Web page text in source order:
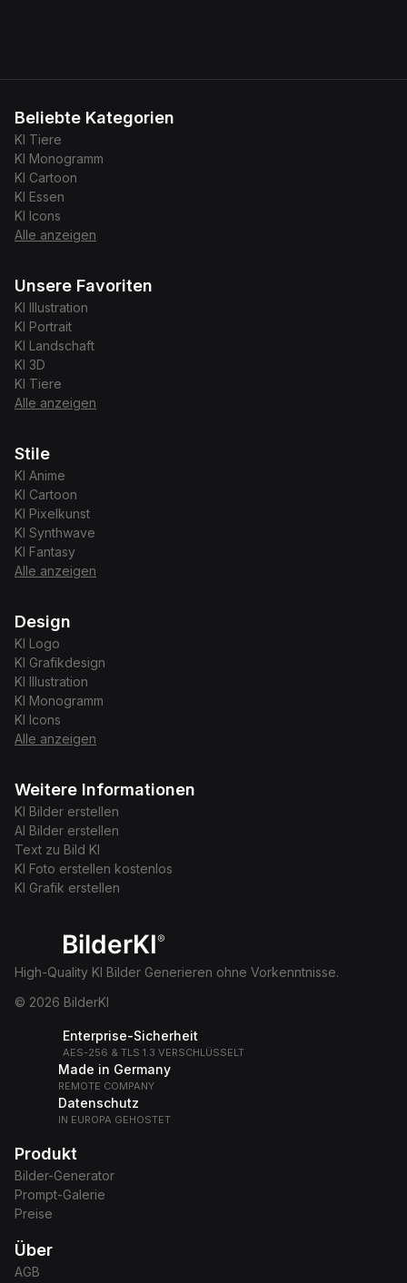
Beliebte Kategorien
KI Tiere
KI Monogramm
KI Cartoon
KI Essen
KI
Icons
Alle anzeigen
Unsere Favoriten
KI
Illustration
KI Portrait
KI Landschaft
KI 3D
KI Tiere
Alle anzeigen
Stile
KI Anime
KI Cartoon
KI Pixelkunst
KI Synthwave
KI Fantasy
Alle anzeigen
Design
KI Logo
KI Grafikdesign
KI
Illustration
KI Monogramm
KI
Icons
Alle anzeigen
Weitere Informationen
KI Bilder erstellen
AI Bilder erstellen
Text zu Bild KI
KI Foto erstellen kostenlos
KI Grafik erstellen
BilderKI®
High-Quality KI Bilder Generieren ohne Vorkenntnisse.
© 2026 BilderKI
Enterprise-Sicherheit
AES-256 & TLS 1.3 VERSCHLÜSSELT
Made in Germany
REMOTE COMPANY
Datenschutz
IN EUROPA GEHOSTET
Produkt
Bilder-Generator
Prompt-Galerie
Preise
Über
AGB